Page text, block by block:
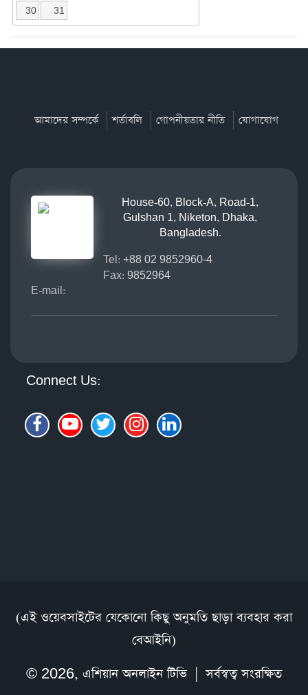
30
31
আমাদের সম্পর্কে শর্তাবলি গোপনীয়তার নীতি যোগাযোগ
House-60, Block-A, Road-1,
Gulshan 1, Niketon, Dhaka,
Bangladesh.
Tel: +88 02 9852960-4
Fax: 9852964
E-mail:
Connect Us:
(এই ওয়েবসাইটের যেকোনো কিছু অনুমতি ছাড়া ব্যবহার করা
বেআইনি)
© 2026, এশিয়ান অনলাইন টিভি| সর্বস্বত্ব সংরক্ষিত